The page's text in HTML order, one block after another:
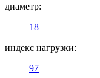
диаметр:
18
индекс нагрузки:
97